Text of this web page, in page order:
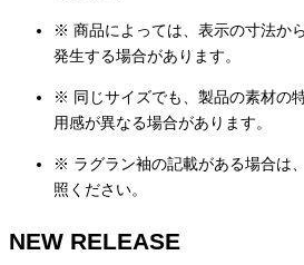
※ 商品によっては、表示の寸法か
発生する場合があります。
※ 同じサイズでも、製品の素材の
用感が異なる場合があります。
※ ラグラン袖の記載がある場合は
照ください。
NEW RELEASE